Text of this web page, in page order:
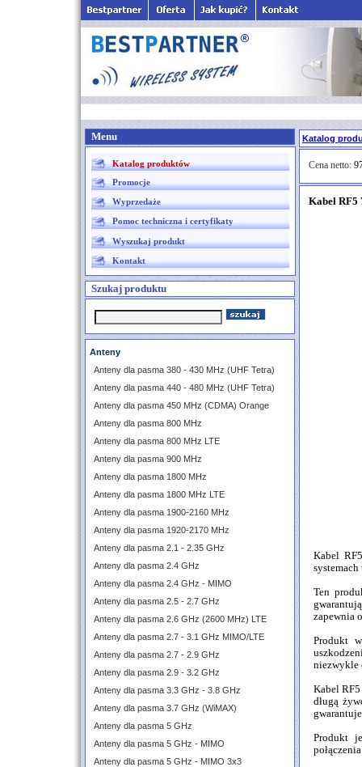
Menu
Katalog produktów
Promocje
Wyprzedaże
Pomoc techniczna i certyfikaty
Wyszukaj produkt
Kontakt
Szukaj produktu
Anteny
Anteny dla pasma 380 - 430 MHz (UHF Tetra)
Anteny dla pasma 440 - 480 MHz (UHF Tetra)
Anteny dla pasma 450 MHz (CDMA) Orange
Anteny dla pasma 800 MHz
Anteny dla pasma 800 MHz LTE
Anteny dla pasma 900 MHz
Anteny dla pasma 1800 MHz
Anteny dla pasma 1800 MHz LTE
Anteny dla pasma 1900-2160 MHz
Anteny dla pasma 1920-2170 MHz
Anteny dla pasma 2.1 - 2.35 GHz
Anteny dla pasma 2.4 GHz
Anteny dla pasma 2.4 GHz - MIMO
Anteny dla pasma 2.5 - 2.7 GHz
Anteny dla pasma 2.6 GHz (2600 MHz) LTE
Anteny dla pasma 2.7 - 3.1 GHz MIMO/LTE
Anteny dla pasma 2.7 - 2.9 GHz
Anteny dla pasma 2.9 - 3.2 GHz
Anteny dla pasma 3.3 GHz - 3.8 GHz
Anteny dla pasma 3.7 GHz (WiMAX)
Anteny dla pasma 5 GHz
Anteny dla pasma 5 GHz - MIMO
Anteny dla pasma 5 GHz - MIMO 3x3
Katalog
Cena netto:
Kabel RF5
Kabel
Ten
zapewnia
Produkt
niezwykle
Kabel
długą
Produkt